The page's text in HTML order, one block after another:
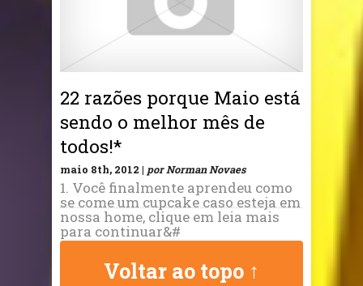
22 razões porque Maio está
sendo o melhor mês de
todos!*
maio 8th, 2012 | por Norman Novaes
1. Você finalmente aprendeu como
se come um cupcake caso esteja em
nossa home, clique em leia mais
para continuar&#
Voltar ao topo ↑